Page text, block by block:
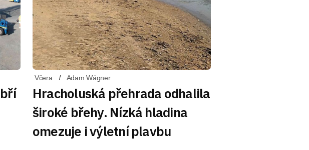
Včera Adam Wágner
Hracholuská přehrada odhalila
široké břehy. Nízká hladina
omezuje i výletní plavbu